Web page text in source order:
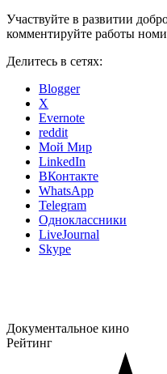
Участвуйте в развитии
комментируйте работы
Делитесь в сетях:
Blogger
X
Evernote
reddit
Мой Мир
LinkedIn
ВКонтакте
WhatsApp
Telegram
Одноклассники
LiveJournal
Skype
Документальное кино
Рейтинг